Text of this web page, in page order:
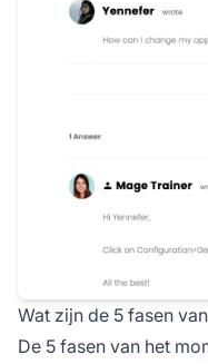
Wat zijn de 5 fasen
De 5 fasen van het